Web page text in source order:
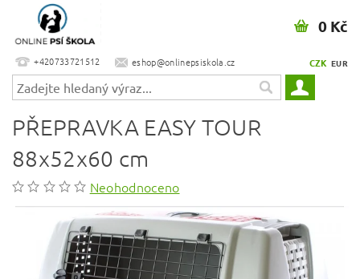
+420733721512 eshop@onlinepsiskola.cz CZK EUR
0 Kč
PŘEPRAVKA EASY TOUR
88x52x60 cm
Neohodnoceno